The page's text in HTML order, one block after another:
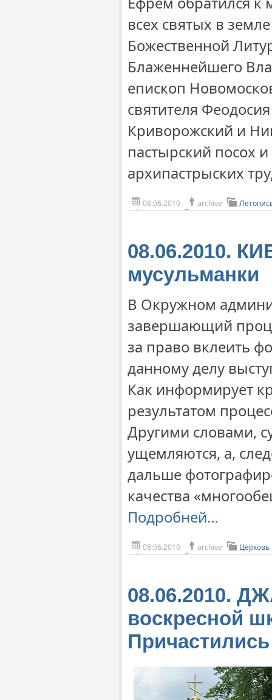
всех святых в
Божественной
Блаженнейшего
епископ
святителя
Криворожский и
пастырский посох
архипастрыских
08.06.2010 archive
08.06.2010.
мусульманки
В Окружном
завершающий
за право вклеить
данному делу
Как информирует
результатом
Другими словами,
ущемляются, а,
дальше
качества
Подробней…
08.06.2010 archive Церковь
08.06.2010.
воскресной